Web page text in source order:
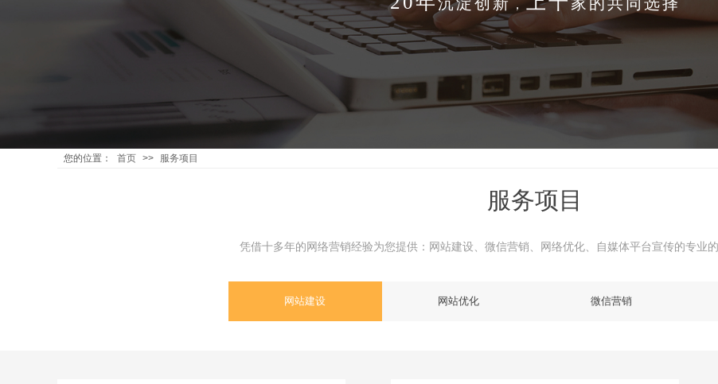
，
您的位置： 首页 >> 服务项目
服务项目
凭借十多年的网络营销经验为您提供：网站建设、微信营销、网络优化、自媒体平台宣传的专业
网站建设 网站优化 微信营销